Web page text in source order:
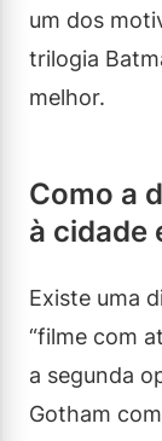
um dos
trilogia
melhor.
Como a
à cidade
Existe uma
“filme com
a segunda
Gotham